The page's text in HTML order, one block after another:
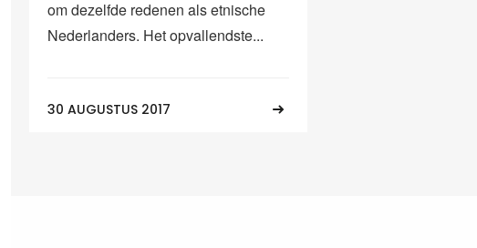
om dezelfde redenen als etnische
Nederlanders. Het opvallendste...
30 AUGUSTUS 2017